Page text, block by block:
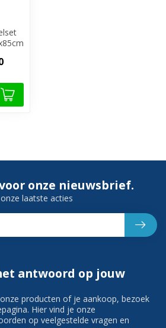
een
antwoord op jouw
producten of je aankoop, bezoek
Hier vind je onze
op veelgestelde vragen en
onze nieuwsbrief.
laatste acties